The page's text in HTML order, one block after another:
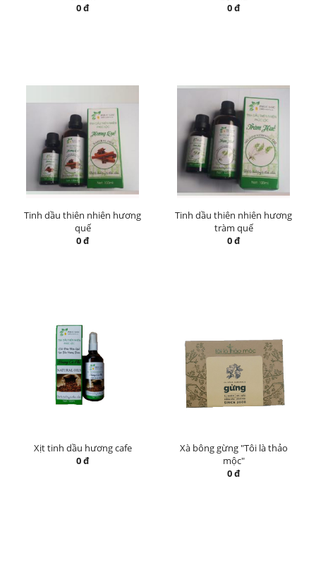
0 đ
0 đ
Tinh dầu thiên nhiên hương
quế
0 đ
Tinh dầu thiên nhiên hương
tràm quế
0 đ
Xịt tinh dầu hương cafe
0 đ
Xà bông gừng "Tôi là thảo
mộc"
0 đ